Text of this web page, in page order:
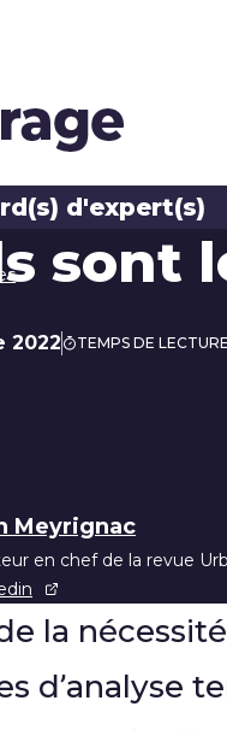
d'expert(s)
sont
2022 TEMPS DE
des
Meyrignac
en chef de la revue
la
d’analyse